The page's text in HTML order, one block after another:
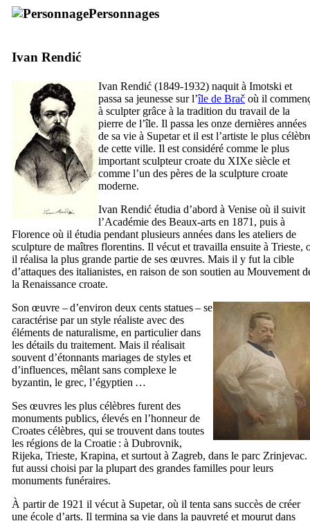
Personnages
Ivan Rendić
Ivan Rendić (1849-1932) naquit à Imotski et
passa sa jeunesse sur l’île de Brač où il
à sculpter grâce à la tradition du travail de la
pierre de l’île. Il passa les onze dernières années
de sa vie à Supetaret il est l’artiste le plus
de cette ville. Il est considéré comme le plus
important sculpteur croate du XIXe siècle et
comme l’un des pères de la sculpture croate
moderne.
Ivan Rendić étudia d’abord à Venise où il suivit
l’Académie des Beaux-arts en 1871, puis à
Florence où il étudia pendant plusieurs années dans les ateliers de
sculpture de maîtres florentins. Il vécut et travailla ensuite à Trieste,
il réalisa la plus grande partie de ses œuvres. Mais il y fut la cible
d’attaques des italianistes, en raison de son soutien au Mouvement
la Renaissance croate.
Son œuvre – d’environ deux cents statues – se
caractérise par un style réaliste avec des
éléments de naturalisme, en particulier dans
les détails du traitement. Mais il réalisait
souvent d’étonnants mariages de styles et
d’influences, mêlant sans complexe le
byzantin, le grec, l’égyptien …
Ses œuvres les plus célèbres furent des
monuments publics, élevés en l’honneur de
Croates célèbres, qui se trouvent dans ​​toutes
les régions de la Croatie : à Dubrovnik,
Rijeka, Trieste, Krapina, et surtout à Zagreb, dans le parc Zrinjevac.
fut aussi choisi par la plupart des grandes familles pour leurs
monuments funéraires.
À partir de 1921 il vécut à Supetar, où il tenta sans succès de créer
une école d’arts. Il termina sa vie dans la pauvreté et mourut dans